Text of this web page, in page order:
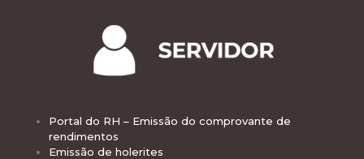
Portal do RH – Emissão do comprovante de
rendimentos
Emissão de holerites